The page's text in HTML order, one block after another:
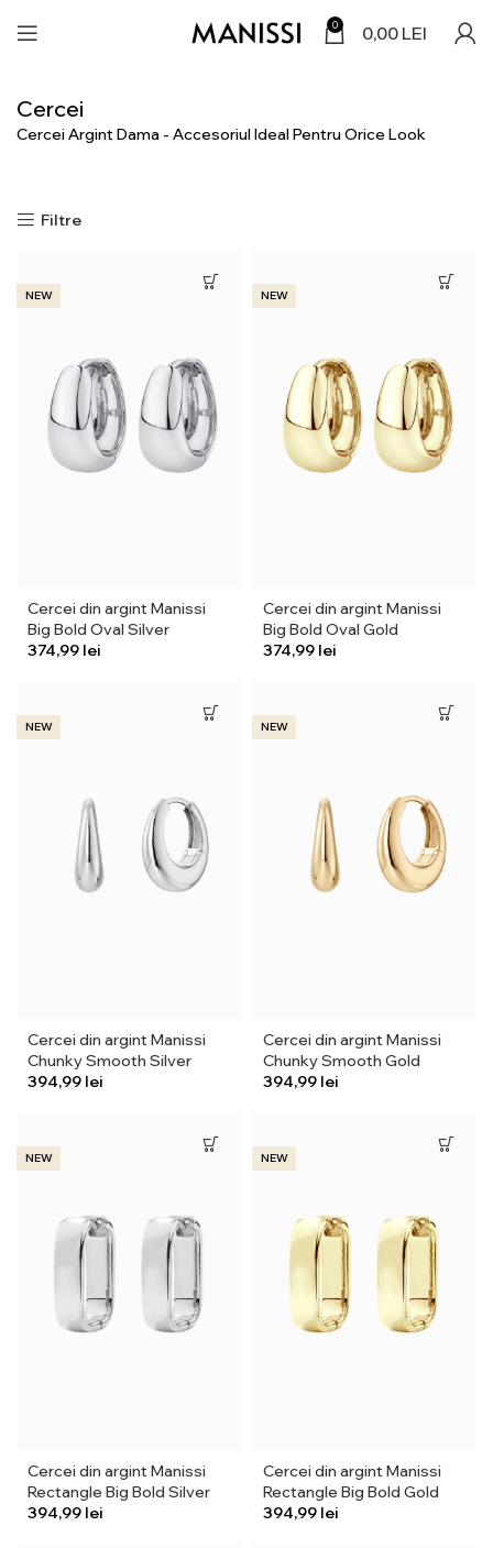
0 0,00 LEI
Cercei
Cercei Argint Dama - Accesoriul Ideal Pentru Orice Look
Filtre
NEW
Cercei din argint Manissi
Big Bold Oval Silver
lei
NEW
Cercei din argint Manissi
Big Bold Oval Gold
lei
NEW
Cercei din argint Manissi
Chunky Smooth Silver
lei
NEW
Cercei din argint Manissi
Chunky Smooth Gold
lei
NEW
Cercei din argint Manissi
Rectangle Big Bold Silver
lei
NEW
Cercei din argint Manissi
Rectangle Big Bold Gold
lei